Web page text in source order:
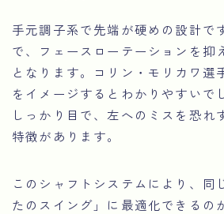
手元調子系で先端が硬めの設計で
で、フェースローテーションを抑
となります。コリン・モリカワ選
をイメージするとわかりやすいで
しっかり目で、左へのミスを恐れ
特徴があります。
このシャフトシステムにより、同
たのスイング」に最適化できるの